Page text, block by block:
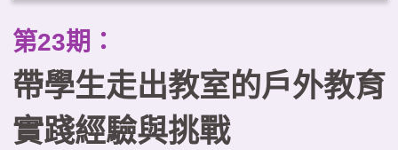
PBL、SEL及SDL等新興議題和學
習模式整合發展的可能，成為實踐
素養導向教學的關鍵途徑。
第23期：
帶學生走出教室的戶外教育
實踐經驗與挑戰